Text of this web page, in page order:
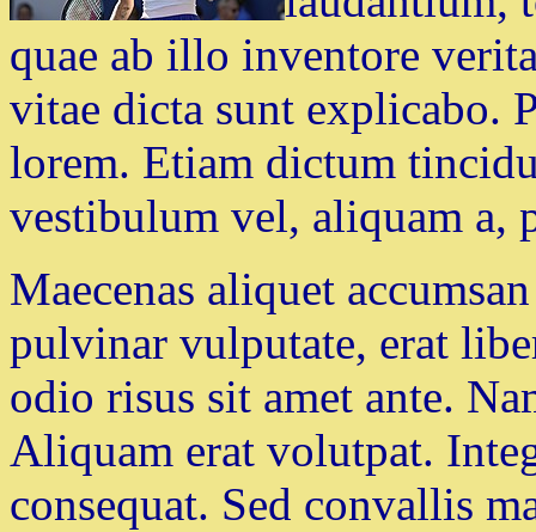
quae ab illo inventore
vitae dicta sunt explicabo.
lorem. Etiam dictum
vestibulum vel, aliquam a,
Maecenas aliquet
pulvinar vulputate, erat
odio risus sit amet ante.
Aliquam erat volutpat.
consequat. Sed convallis